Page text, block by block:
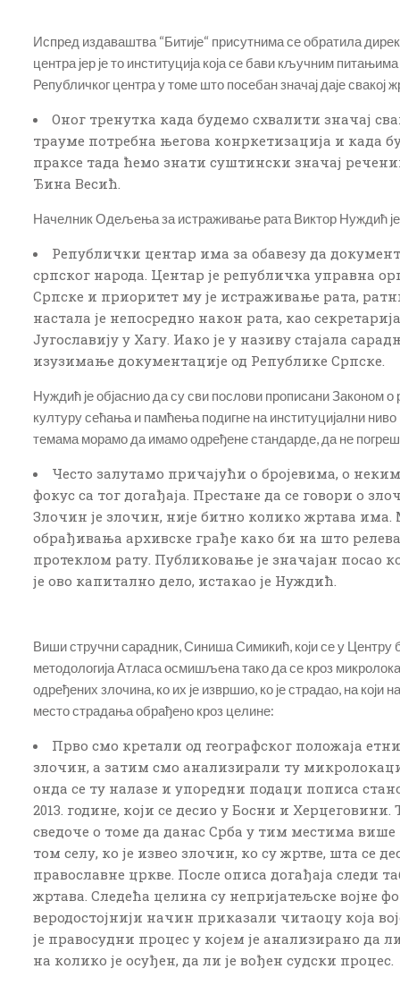
Испред издаваштва “Битије“ присутнима се обратила
центра јер је то институција која се бави кључним
Републичког центра у томе што посебан значај даје свакој
Оног тренутка када будемо схвалити значај
трауме потребна његова конркетизација и када
праксе тада ћемо знати суштински значај
Ђина Весић.
Начелник Одељења за истраживање рата Виктор Нуждић
Републички центар има за обавезу да
српског народа. Центар је републичка управна
Српске и приоритет му је истраживање рата,
настала је непосредно након рата, као
Југославију у Хагу. Иако је у називу стајала
изузимање документације од Републике Српске.
Нуждић је објаснио да су сви послови прописани Законом
културу сећања и памћења подигне на институцијални
темама морамо да имамо одређене стандарде, да не
Често залутамо причајући о бројевима, о
фокус са тог догађаја. Престане да се говори о
Злочин је злочин, није битно колико жртава
обрађивања архивске грађе како би на што
протеклом рату. Публиковање је значајан посао
је ово капитално дело, истакао је Нуждић.
Виши стручни сарадник, Синиша Симикић, који се у Центру
методологија Атласа осмишљена тако да се кроз
одређених злочина, ко их је извршио, ко је страдао, на који
место страдања обрађено кроз целине:
Прво смо кретали од географског положаја
злочин, а затим смо анализирали ту
онда се ту налазе и упоредни подаци пописа
2013. године, који се десио у Босни и
сведоче о томе да данас Срба у тим местима
том селу, ко је извео злочин, ко су жртве, шта
православне цркве. После описа догађаја
жртава. Следећа целина су непријатељске војне
веродостојнији начин приказали читаоцу која
је правосудни процес у којем је анализирано да
на колико је осуђен, да ли је вођен судски процес.